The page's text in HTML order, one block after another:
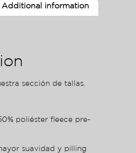
Additional information
sección de tallas.
poliéster fleece pre-
suavidad y pilling